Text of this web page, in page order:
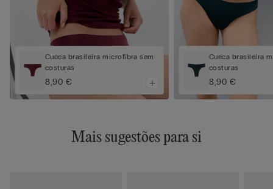
Cueca brasileira microfibra sem
costuras
8,90 €
Cueca brasileira
costuras
8,90 €
Mais sugestões para si